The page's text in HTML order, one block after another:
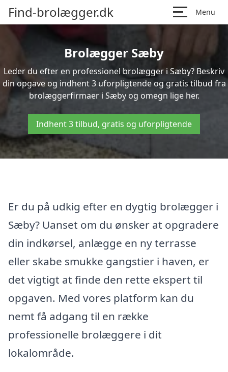
Find-brolægger.dk Menu
Brolægger Sæby
Leder du efter en professionel brolægger i Sæby? Beskriv
din opgave og indhent 3 uforpligtende og gratis tilbud fra
brolæggerfirmaer i Sæby og omegn lige her.
Indhent 3 tilbud, gratis og uforpligtende
Er du på udkig efter en dygtig brolægger i
Sæby? Uanset om du ønsker at opgradere
din indkørsel, anlægge en ny terrasse
eller skabe smukke gangstier i haven, er
det vigtigt at finde den rette ekspert til
opgaven. Med vores platform kan du
nemt få adgang til en række
professionelle brolæggere i dit
lokalområde.